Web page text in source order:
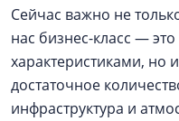
Сейчас важно не
нас бизнес-класс —
характеристиками, но
достаточное
инфраструктура и